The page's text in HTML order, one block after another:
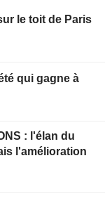
le toit de Paris
qui gagne à
: l'élan du
l'amélioration